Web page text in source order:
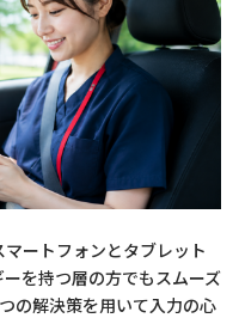
ートフォンとタブレット
を持つ層の方でもスムーズ
の解決策を用いて入力の心